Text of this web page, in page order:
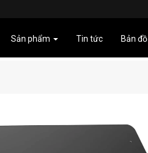
Sản phẩm Tin tức Bản đồ